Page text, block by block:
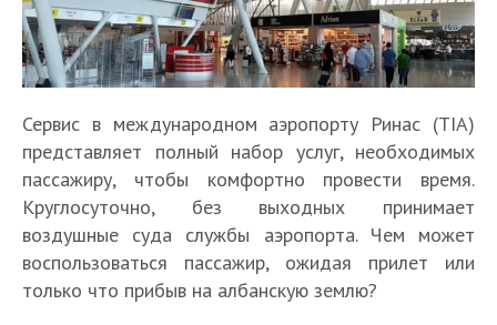
Сервис в международном аэропорту Ринас (TIA)
представляет полный набор услуг, необходимых
пассажиру, чтобы комфортно провести время.
Круглосуточно, без выходных принимает
воздушные суда службы аэропорта. Чем может
воспользоваться пассажир, ожидая прилет или
только что прибыв на албанскую землю?